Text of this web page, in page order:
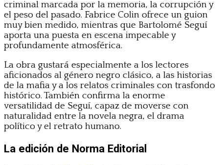
criminal marcada por la memoria, la corrupción y
el peso del pasado. Fabrice Colin ofrece un guion
muy bien medido, mientras que Bartolomé Seguí
aporta una puesta en escena impecable y
profundamente atmosférica.
La obra gustará especialmente a los lectores
aficionados al género negro clásico, a las historias
de la mafia y a los relatos criminales con trasfondo
histórico. También confirma la enorme
versatilidad de Seguí, capaz de moverse con
naturalidad entre la novela negra, el drama
político y el retrato humano.
La edición de Norma Editorial